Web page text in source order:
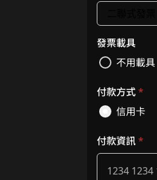
發票載具
不用載具
付款方式*
信用卡
付款資訊*